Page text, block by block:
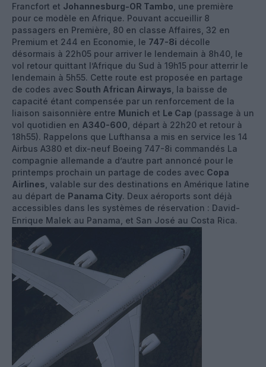
Francfort et Johannesburg-OR Tambo , une première
pour ce modèle en Afrique. Pouvant accueillir 8
passagers en Première, 80 en classe Affaires, 32 en
Premium et 244 en Economie, le 747-8i décolle
désormais à 22h05 pour arriver le lendemain à 8h40, le
vol retour quittant l’Afrique du Sud à 19h15 pour atterrir le
lendemain à 5h55. Cette route est proposée en partage
de codes avec South African Airways , la baisse de
capacité étant compensée par un renforcement de la
liaison saisonnière entre Munich et Le Cap (passage à un
vol quotidien en A340-600 , départ à 22h20 et retour à
18h55). Rappelons que Lufthansa a mis en service les 14
Airbus A380 et dix-neuf Boeing 747-8i commandés La
compagnie allemande a d’autre part annoncé pour le
printemps prochain un partage de codes avec Copa
Airlines , valable sur des destinations en Amérique latine
au départ de Panama City. Deux aéroports sont déjà
accessibles dans les systèmes de réservation : David-
Enrique Malek au Panama, et San José au Costa Rica.